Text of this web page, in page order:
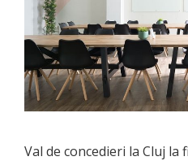
Val de concedieri la Cluj la